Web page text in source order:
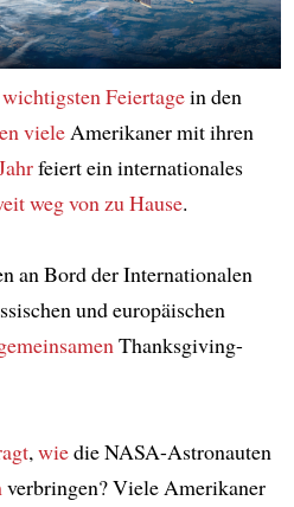
Feiertagein den
vieleAmerikaner mit ihren
feiert ein internationales
weg von zu Hause.
an Bord der Internationalen
und europäischen
Thanksgiving-
,wiedie NASA-Astronauten
verbringen? Viele Amerikaner